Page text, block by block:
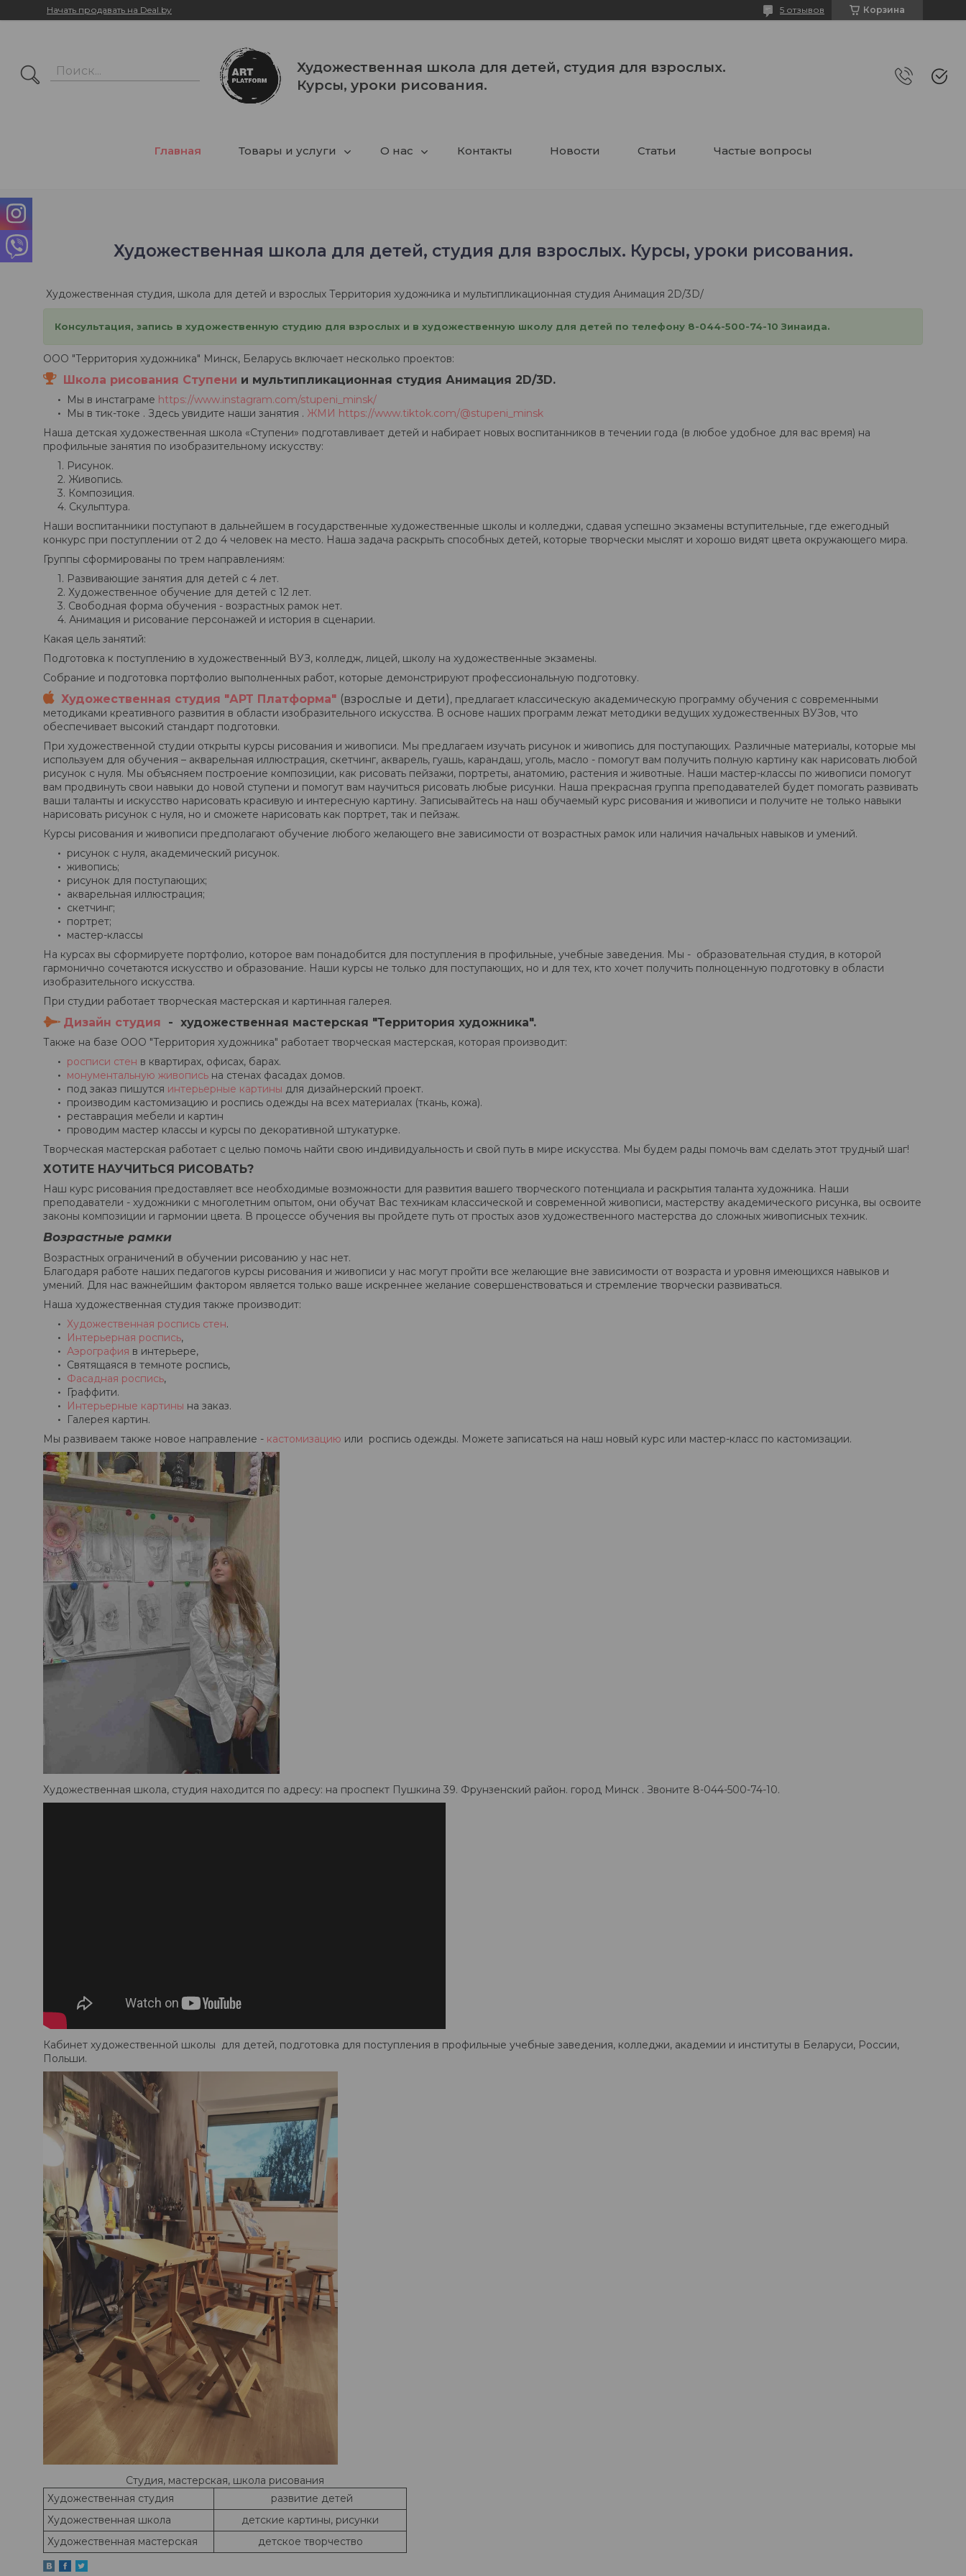
Начать продавать на Deal.by Корзина
5 отзывов
Художественная школа для детей, студия для взрослых.
Курсы, уроки рисования.
Главная Товары и услуги О нас Контакты Новости Статьи Частые вопросы
Художественная школа для детей, студия для взрослых. Курсы, уроки рисования.
Художественная студия, школа для детей и взрослых Территория художника и мультипликационная студия Анимация 2D/3D/
Консультация, запись в художественную студию для взрослых и в художественную школу для детей по телефону 8-044-500-74-10 Зинаида.
ООО "Территория художника" Минск, Беларусь включает несколько проектов:
Школа рисования Ступени и мультипликационная студия Анимация 2D/3D.
Мы в инстаграме https://www.instagram.com/stupeni_minsk/
Мы в тик-токе . Здесь увидите наши занятия . ЖМИ https://www.tiktok.com/@stupeni_minsk
Наша детская художественная школа «Ступени» подготавливает детей и набирает новых воспитанников в течении года (в любое удобное для вас время) на
профильные занятия по изобразительному искусству:
Рисунок.
Живопись.
Композиция.
Скульптура.
Наши воспитанники поступают в дальнейшем в государственные художественные школы и колледжи, сдавая успешно экзамены вступительные, где ежегодный
конкурс при поступлении от 2 до 4 человек на место. Наша задача раскрыть способных детей, которые творчески мыслят и хорошо видят цвета окружающего мира.
Группы сформированы по трем направлениям:
Развивающие занятия для детей с 4 лет.
Художественное обучение для детей с 12 лет.
Свободная форма обучения - возрастных рамок нет.
Анимация и рисование персонажей и история в сценарии.
Какая цель занятий:
Подготовка к поступлению в художественный ВУЗ, колледж, лицей, школу на художественные экзамены.
Собрание и подготовка портфолио выполненных работ, которые демонстрируют профессиональную подготовку.
Художественная студия "АРТ Платформа" (взрослые и дети), предлагает классическую академическую программу обучения с современными
методиками креативного развития в области изобразительного искусства. В основе наших программ лежат методики ведущих художественных ВУЗов, что
обеспечивает высокий стандарт подготовки.
При художественной студии открыты курсы рисования и живописи. Мы предлагаем изучать рисунок и живопись для поступающих. Различные материалы, которые мы
используем для обучения – акварельная иллюстрация, скетчинг, акварель, гуашь, карандаш, уголь, масло - помогут вам получить полную картину как нарисовать любой
рисунок с нуля. Мы объясняем построение композиции, как рисовать пейзажи, портреты, анатомию, растения и животные. Наши мастер-классы по живописи помогут
вам продвинуть свои навыки до новой ступени и помогут вам научиться рисовать любые рисунки. Наша прекрасная группа преподавателей будет помогать развивать
ваши таланты и искусство нарисовать красивую и интересную картину. Записывайтесь на наш обучаемый курс рисования и живописи и получите не только навыки
нарисовать рисунок с нуля, но и сможете нарисовать как портрет, так и пейзаж.
Курсы рисования и живописи предполагают обучение любого желающего вне зависимости от возрастных рамок или наличия начальных навыков и умений.
рисунок с нуля, академический рисунок.
живопись;
рисунок для поступающих;
акварельная иллюстрация;
скетчинг;
портрет;
мастер-классы
На курсах вы сформируете портфолио, которое вам понадобится для поступления в профильные, учебные заведения. Мы - образовательная студия, в которой
гармонично сочетаются искусство и образование. Наши курсы не только для поступающих, но и для тех, кто хочет получить полноценную подготовку в области
изобразительного искусства.
При студии работает творческая мастерская и картинная галерея.
Дизайн студия - художественная мастерская "Территория художника".
Также на базе ООО "Территория художника" работает творческая мастерская, которая производит:
росписи стен в квартирах, офисах, барах.
монументальную живопись на стенах фасадах домов.
под заказ пишутся интерьерные картины для дизайнерский проект.
производим кастомизацию и роспись одежды на всех материалах (ткань, кожа).
реставрация мебели и картин
проводим мастер классы и курсы по декоративной штукатурке.
Творческая мастерская работает с целью помочь найти свою индивидуальность и свой путь в мире искусства. Мы будем рады помочь вам сделать этот трудный шаг!
ХОТИТЕ НАУЧИТЬСЯ РИСОВАТЬ?
Наш курс рисования предоставляет все необходимые возможности для развития вашего творческого потенциала и раскрытия таланта художника. Наши
преподаватели - художники с многолетним опытом, они обучат Вас техникам классической и современной живописи, мастерству академического рисунка, вы освоите
законы композиции и гармонии цвета. В процессе обучения вы пройдете путь от простых азов художественного мастерства до сложных живописных техник.
Возрастные рамки
Возрастных ограничений в обучении рисованию у нас нет.
Благодаря работе наших педагогов курсы рисования и живописи у нас могут пройти все желающие вне зависимости от возраста и уровня имеющихся навыков и
умений. Для нас важнейшим фактором является только ваше искреннее желание совершенствоваться и стремление творчески развиваться.
Наша художественная студия также производит:
Художественная роспись стен.
Интерьерная роспись,
Аэрография в интерьере,
Святящаяся в темноте роспись,
Фасадная роспись,
Граффити.
Интерьерные картины на заказ.
Галерея картин.
Мы развиваем также новое направление - кастомизацию или роспись одежды. Можете записаться на наш новый курс или мастер-класс по кастомизации.
Художественная школа, студия находится по адресу: на проспект Пушкина 39. Фрунзенский район. город Минск . Звоните 8-044-500-74-10.
Кабинет художественной школы для детей, подготовка для поступления в профильные учебные заведения, колледжи, академии и институты в Беларуси, России,
Польши.
Студия, мастерская, школа рисования
Художественная студия
развитие детей
Художественная школа
детские картины, рисунки
Художественная мастерская
детское творчество